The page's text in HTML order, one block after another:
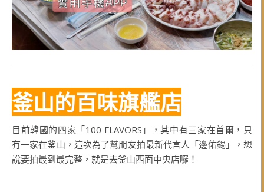
釜山的百味旗艦店
目前韓國的四家「100 FLAVORS」，其中有三家在首爾，只
有一家在釜山，這次為了幫朋友拍最新代言人「邊佑錫」，想
說要拍最到最完整，就是去釜山西面中央店囉！